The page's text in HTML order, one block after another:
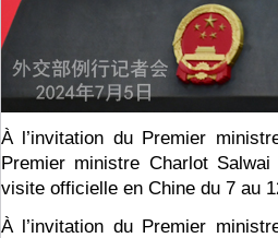
À l’invitation du Premier
Premier ministre Charlot
visite officielle en Chine du 7 au
À l’invitation du Premier